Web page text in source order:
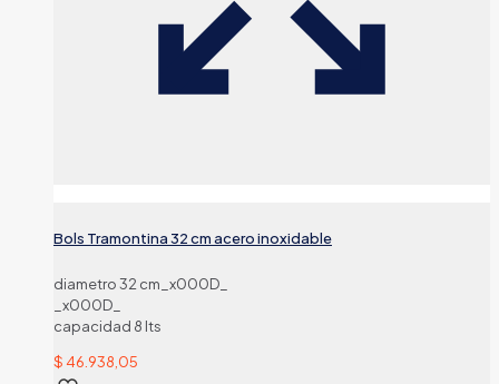
Bols Tramontina 32 cm acero inoxidable
diametro 32 cm_x000D_
_x000D_
capacidad 8 lts
$ 46.938,05